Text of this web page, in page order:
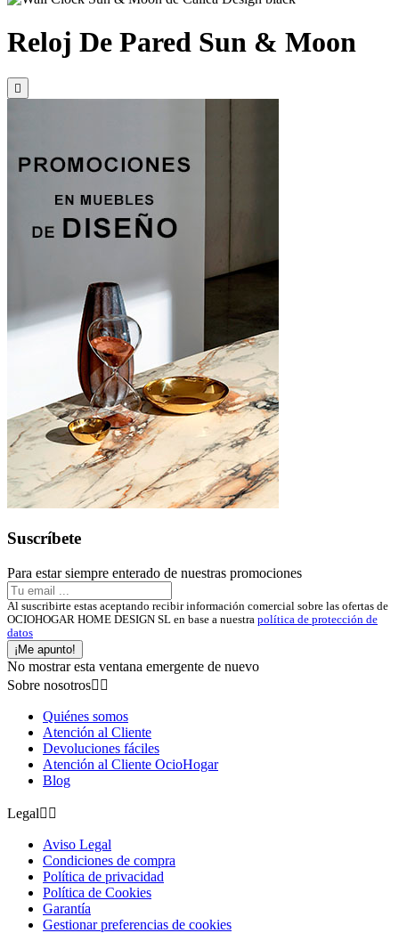
Reloj De Pared Sun & Moon

Suscríbete
Para estar siempre enterado de nuestras promociones
Al suscribirte estas aceptando recibir información comercial sobre las ofertas de
OCIOHOGAR HOME DESIGN SL en base a nuestra política de protección de
datos
¡Me apunto!
No mostrar esta ventana emergente de nuevo
Sobre nosotros 
Quiénes somos
Atención al Cliente
Devoluciones fáciles
Atención al Cliente OcioHogar
Blog
Legal 
Aviso Legal
Condiciones de compra
Política de privacidad
Política de Cookies
Garantía
Gestionar preferencias de cookies